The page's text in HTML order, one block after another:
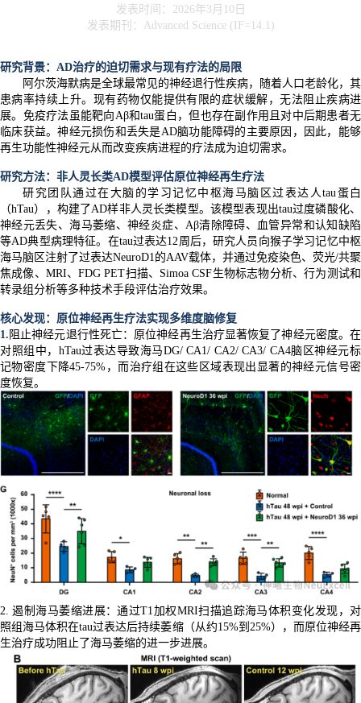
发表时间：2026年3月10日
发表期刊：Advanced Science (IF=14.1)
研究背景：AD治疗的迫切需求与现有疗法的局限
阿尔茨海默病是全球最常见的神经退行性疾病，随着人口老龄化，其
患病率持续上升。现有药物仅能提供有限的症状缓解，无法阻止疾病进
展。免疫疗法虽能靶向Aβ和tau蛋白，但也存在副作用且对中后期患者无
临床获益。神经元损伤和丢失是AD脑功能障碍的主要原因，因此，能够
再生功能性神经元从而改变疾病进程的疗法成为迫切需求。
研究方法： 非人灵长类AD模型评估原位神经再生疗法
研究团队通过在大脑的学习记忆中枢海马脑区过表达人tau蛋白
（hTau），构建了AD样非人灵长类模型。该模型表现出tau过度磷酸化、
神经元丢失、海马萎缩、神经炎症、Aβ清除障碍、血管异常和认知缺陷
等AD典型病理特征。在tau过表达12周后，研究人员向猴子学习记忆中枢
海马脑区注射了过表达NeuroD1的AAV载体，并通过免疫染色、荧光/共聚
焦成像、MRI、FDG PET扫描、Simoa CSF生物标志物分析、行为测试和
转录组分析等多种技术手段评估治疗效果。
核心发现：原位神经再生疗法实现多维度脑修复
1. 阻止神经元退行性死亡：原位神经再生治疗显著恢复了神经元密度。在
对照组中，hTau过表达导致海马DG/ CA1/ CA2/ CA3/ CA4脑区神经元标
记物密度下降45-75%，而治疗组在这些区域表现出显著的神经元信号密
度恢复。
2. 遏制海马萎缩进展：通过T1加权MRI扫描追踪海马体积变化发现，对
照组海马体积在tau过表达后持续萎缩（从约15%到25%），而原位神经再
生治疗成功阻止了海马萎缩的进一步进展。